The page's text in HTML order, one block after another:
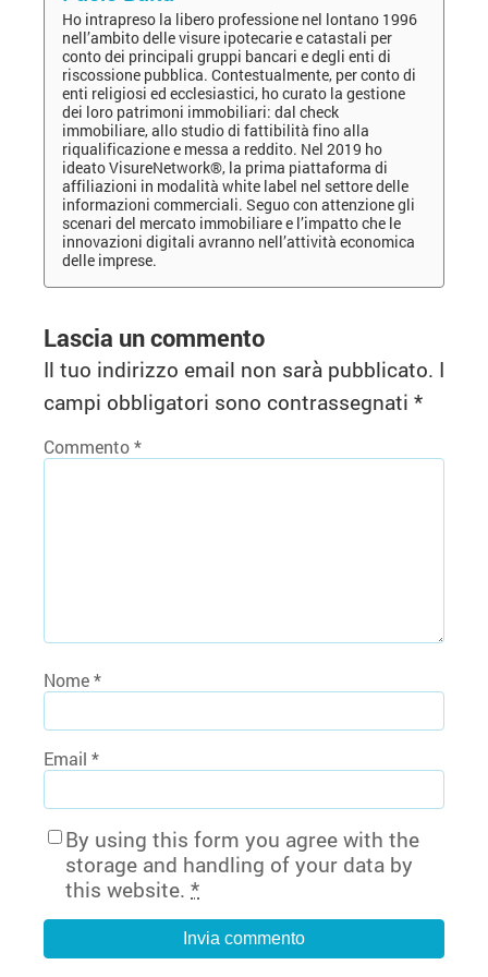
Ho intrapreso la libero professione nel lontano 1996
nell’ambito delle visure ipotecarie e catastali per
conto dei principali gruppi bancari e degli enti di
riscossione pubblica. Contestualmente, per conto di
enti religiosi ed ecclesiastici, ho curato la gestione
dei loro patrimoni immobiliari: dal check
immobiliare, allo studio di fattibilità fino alla
riqualificazione e messa a reddito. Nel 2019 ho
ideato VisureNetwork®, la prima piattaforma di
affiliazioni in modalità white label nel settore delle
informazioni commerciali. Seguo con attenzione gli
scenari del mercato immobiliare e l’impatto che le
innovazioni digitali avranno nell’attività economica
delle imprese.
Lascia un commento
Il tuo indirizzo email non sarà pubblicato. I
campi obbligatori sono contrassegnati *
Commento*
Nome*
Email *
By using this form you agree with the
storage and handling of your data by
this website. *